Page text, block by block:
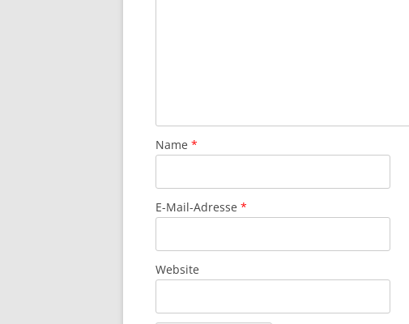
Name *
E-Mail-Adresse *
Website